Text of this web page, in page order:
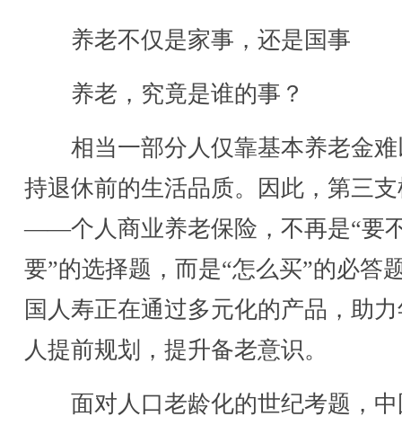
养老不仅是家事，还是国事
养老，究竟是谁的事？
相当一部分人仅靠基本养老金难
持退休前的生活品质。因此，第三
——个人商业养老保险，不再是“要
要”的选择题，而是“怎么买”的必答
国人寿正在通过多元化的产品，助
人提前规划，提升备老意识。
面对人口老龄化的世纪考题，中